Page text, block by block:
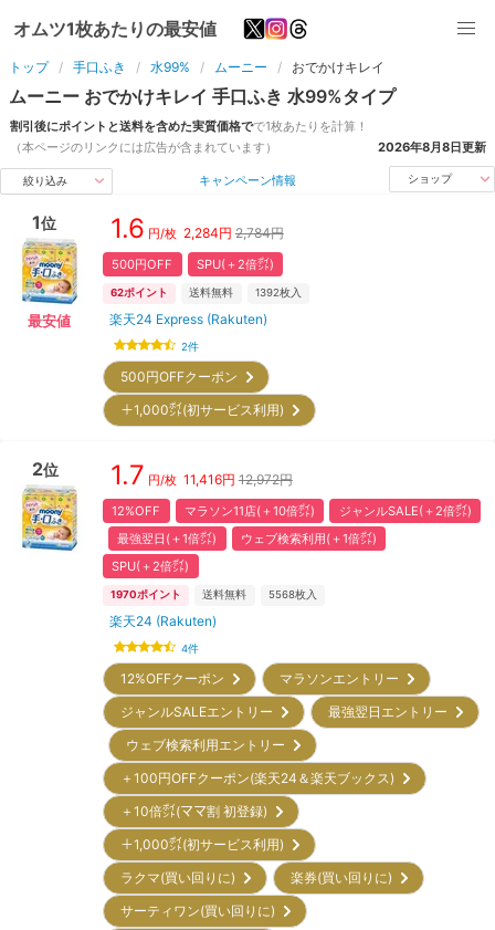
オムツ1枚あたりの最安値
トップ 手口ふき 水99% ムーニー おでかけキレイ
ムーニー おでかけキレイ 手口ふき 水99%タイプ
割引後にポイントと送料を含めた実質価格でで1枚あたりを計算！
（本ページのリンクには広告が含まれています）
2026年8月8日更新
絞り込み キャンペーン情報 ショップ
1位
最安値
1.6 円/枚 2,284円 2,784円
500円OFF SPU(＋2倍㌽)
62ポイント 送料無料 1392枚入
楽天24 Express (Rakuten)
2件
500円OFFクーポン
＋1,000㌽(初サービス利用)
2位 1.7 円/枚 11,416円 12,972円
12%OFF マラソン11店(＋10倍㌽)
ジャンルSALE(＋2倍㌽)
最強翌日(＋1倍㌽)
ウェブ検索利用(＋1倍㌽)
SPU(＋2倍㌽)
1970ポイント 送料無料 5568枚入
楽天24 (Rakuten)
4件
12%OFFクーポン
マラソンエントリー
ジャンルSALEエントリー
最強翌日エントリー
ウェブ検索利用エントリー
＋100円OFFクーポン(楽天24＆楽天ブックス)
＋10倍㌽(ママ割 初登録)
＋1,000㌽(初サービス利用)
ラクマ(買い回りに)
楽券(買い回りに)
サーティワン(買い回りに)